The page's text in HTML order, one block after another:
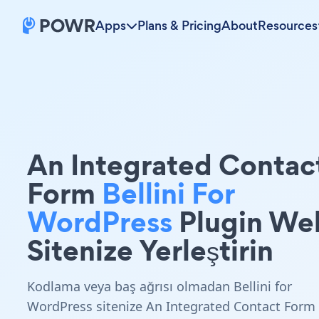
Apps Plans & PricingAboutResources
An Integrated
Form Bellini For
WordPress Plugin
Sitenize Yerleştirin
Kodlama veya baş ağrısı olmadan Bellini for
WordPress sitenize An Integrated Contact Form